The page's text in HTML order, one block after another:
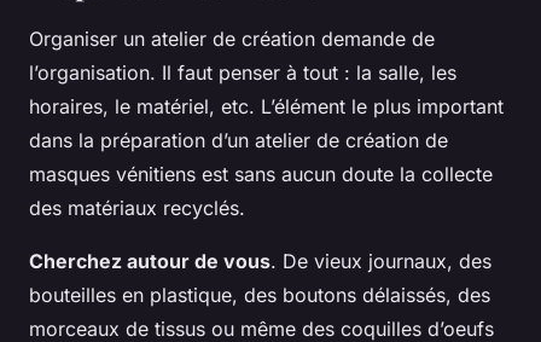
Organiser un atelier de création demande de
l’organisation. Il faut penser à tout : la salle, les
horaires, le matériel, etc. L’élément le plus important
dans la préparation d’un atelier de création de
masques vénitiens est sans aucun doute la collecte
des matériaux recyclés.
Cherchez autour de vous. De vieux journaux, des
bouteilles en plastique, des boutons délaissés, des
morceaux de tissus ou même des coquilles d’oeufs